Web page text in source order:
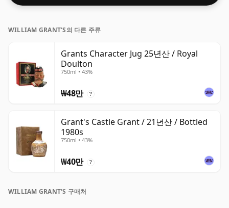
WILLIAM GRANT'S의 다른 주류
Grants Character Jug 25년산 / Royal
Doulton
750ml • 43%
₩48만 ?
Grant's Castle Grant / 21년산 / Bottled
1980s
750ml • 43%
₩40만 ?
WILLIAM GRANT'S 구매처